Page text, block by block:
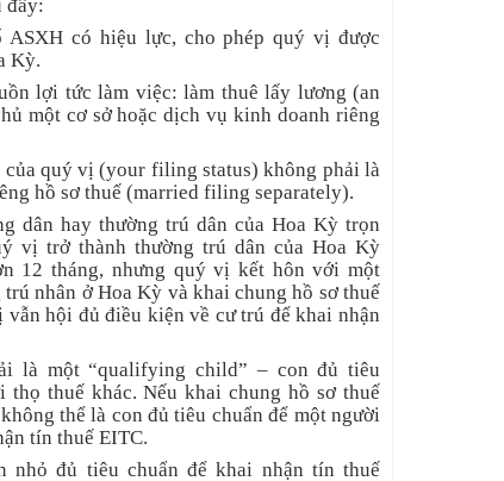
đây:
có hiệu lực, cho phép quý vị được
Kỳ.
lợi tức làm việc: làm thuê lấy lương (an
một cơ sở hoặc dịch vụ kinh doanh riêng
quý vị (your filing status) không phải là
hồ sơ thuế (married filing separately).
dân hay thường trú dân của Hoa Kỳ trọn
vị trở thành thường trú dân của Hoa Kỳ
12 tháng, nhưng quý vị kết hôn với một
nhân ở Hoa Kỳ và khai chung hồ sơ thuế
hội đủ điều kiện về cư trú để khai nhận
là một “qualifying child” – con đủ tiêu
thọ thuế khác. Nếu khai chung hồ sơ thuế
thể là con đủ tiêu chuẩn để một người
tín thuế EITC.
nhỏ đủ tiêu chuẩn để khai nhận tín thuế